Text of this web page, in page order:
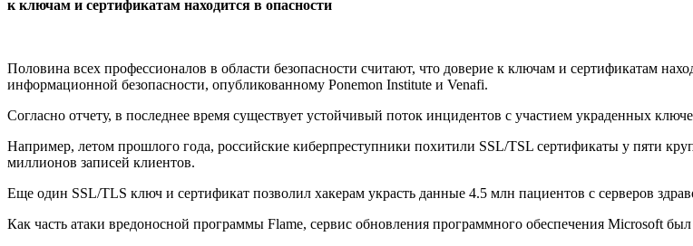
к ключам и сертификатам находится в опасности
Половина всех профессионалов в области безопасности считают, что доверие к ключам и сертификатам
информационной безопасности, опубликованному Ponemon Institute и Venafi.
Согласно отчету, в последнее время существует устойчивый поток инцидентов с участием украденных
Например, летом прошлого года, российские киберпреступники похитили SSL/TSL сертификаты у пяти
миллионов записей клиентов.
Еще один SSL/TLS ключ и сертификат позволил хакерам украсть данные 4.5 млн пациентов с серверов
Как часть атаки вредоносной программы Flame, сервис обновления программного обеспечения Microsoft